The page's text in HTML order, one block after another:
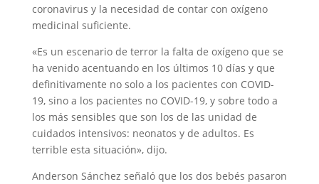
coronavirus y la necesidad de contar con oxígeno
medicinal suficiente.
«Es un escenario de terror la falta de oxígeno que se
ha venido acentuando en los últimos 10 días y que
definitivamente no solo a los pacientes con COVID-
19, sino a los pacientes no COVID-19, y sobre todo a
los más sensibles que son los de las unidad de
cuidados intensivos: neonatos y de adultos. Es
terrible esta situación», dijo.
Anderson Sánchez señaló que los dos bebés pasaron